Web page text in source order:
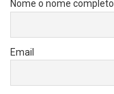
Nome o nome completo
Email